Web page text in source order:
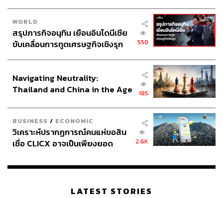
กองทุนเพื่อความเสมอภาคทางการศึกษา (กสศ.)
เชื้อไวรัสโคโรนา
149
THE STANDARD TEAM
WORLD
สรุปภารกิจอนุทิน เยือนอินโดนีเซีย
ขับเคลื่อนการทูตเศรษฐกิจเชิงรุก
550
Navigating Neutrality:
Thailand and China in the Age
185
BUSINESS / ECONOMIC
วิเคราะห์ปรากฏการณ์คนแห่ขอสิน
เชื่อ CLICX อาจเป็นเพียงยอด
เรือนไทยที่ถูกซุกไว้
2.6K
LATEST STORIES